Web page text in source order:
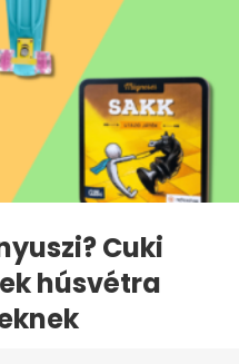
Cuki
húsvétra